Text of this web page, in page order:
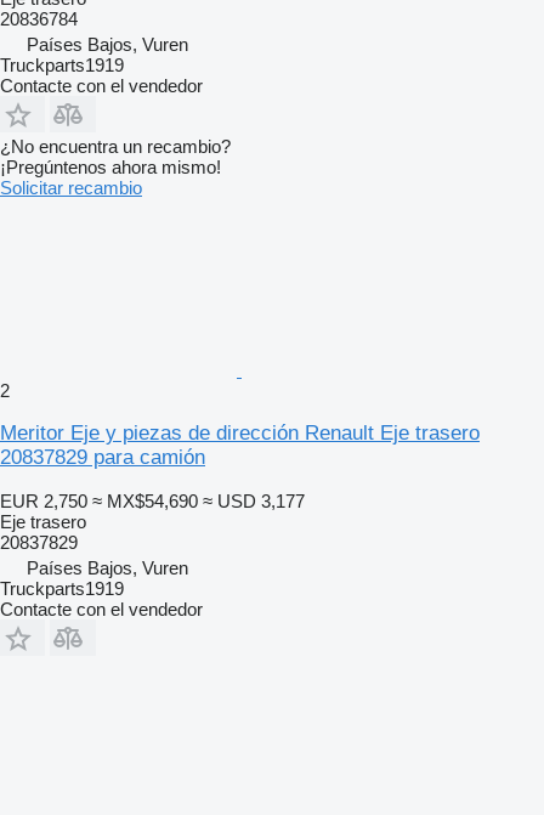
20836784
Países Bajos, Vuren
Truckparts1919
Contacte con el vendedor
¿No encuentra un recambio?
¡Pregúntenos ahora mismo!
Solicitar recambio
2
Meritor Eje y piezas de dirección Renault Eje trasero
20837829 para camión
EUR 2,750 ≈ MX$54,690 ≈ USD 3,177
Eje trasero
20837829
Países Bajos, Vuren
Truckparts1919
Contacte con el vendedor